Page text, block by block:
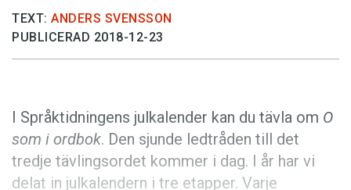
TEXT: ANDERS SVENSSON
PUBLICERAD 2018-12-23
I Språktidningens julkalender kan du tävla om O
som i ordbok. Den sjunde ledtråden till det
tredje tävlingsordet kommer i dag. I år har vi
delat in julkalendern i tre etapper. Varje